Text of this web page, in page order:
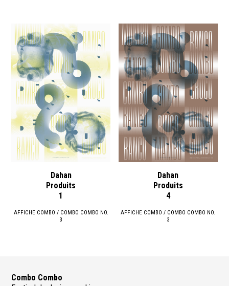
Dahan
Produits
1
AFFICHE COMBO / COMBO COMBO NO.
3
Dahan
Produits
4
AFFICHE COMBO / COMBO COMBO NO.
3
Combo Combo